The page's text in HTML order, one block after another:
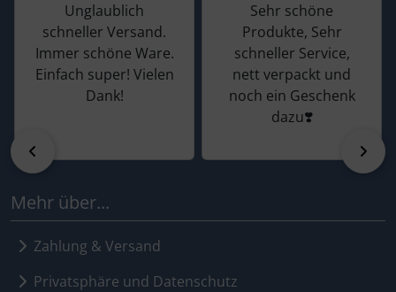
Unglaublich
schneller Versand.
Immer schöne Ware.
Einfach super! Vielen
Dank!
Sehr schöne
Produkte, Sehr
schneller Service,
nett verpackt und
noch ein Geschenk
dazu❣️
vor
Mehr über...
Zahlung & Versand
Privatsphäre und Datenschutz